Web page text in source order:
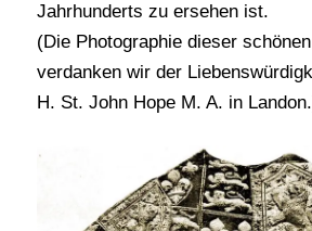
Jahrhunderts zu ersehen ist.
(Die Photographie dieser
verdanken wir der
H. St. John Hope M. A. in